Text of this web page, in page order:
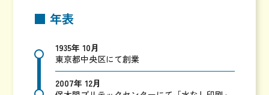
■ 年表
1935年 10月
東京都中央区にて創業
2007年 12月